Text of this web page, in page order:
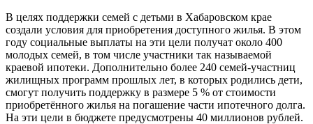
В целях поддержки семей с детьми в Хабаровском крае
создали условия для приобретения доступного жилья. В этом
году социальные выплаты на эти цели получат около 400
молодых семей, в том числе участники так называемой
краевой ипотеки. Дополнительно более 240 семей-участниц
жилищных программ прошлых лет, в которых родились дети,
смогут получить поддержку в размере 5 % от стоимости
приобретённого жилья на погашение части ипотечного долга.
На эти цели в бюджете предусмотрены 40 миллионов рублей.